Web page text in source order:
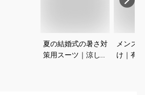
夏の結婚式の暑さ対
策用スーツ｜涼し
メンズ
け｜有